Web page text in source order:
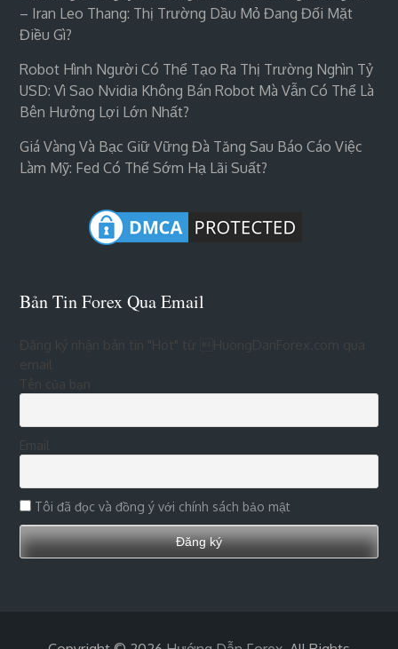
– Iran Leo Thang: Thị Trường Dầu Mỏ Đang Đối Mặt
Điều Gì?
Robot Hình Người Có Thể Tạo Ra Thị Trường Nghìn Tỷ
USD: Vì Sao Nvidia Không Bán Robot Mà Vẫn Có Thể Là
Bên Hưởng Lợi Lớn Nhất?
Giá Vàng Và Bạc Giữ Vững Đà Tăng Sau Báo Cáo Việc
Làm Mỹ: Fed Có Thể Sớm Hạ Lãi Suất?
Bản Tin Forex Qua Email
Đăng ký nhận bản tin "Hot" từ HuongDanForex.com qua
Tên của bạn
Tôi đã đọc và đồng ý với chính sách bảo mật